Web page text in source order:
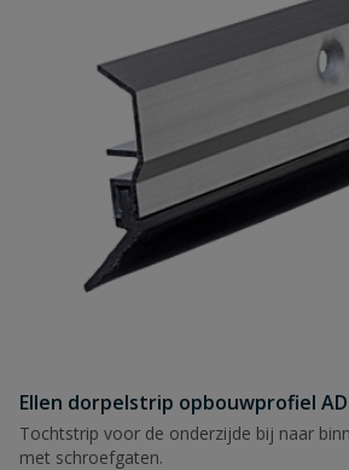
Samenvatting
Beoordeling
Beoordeling versturen
Ellen dorpelstrip opbouwprofiel
Tochtstrip voor de onderzijde bij naar
met schroefgaten.